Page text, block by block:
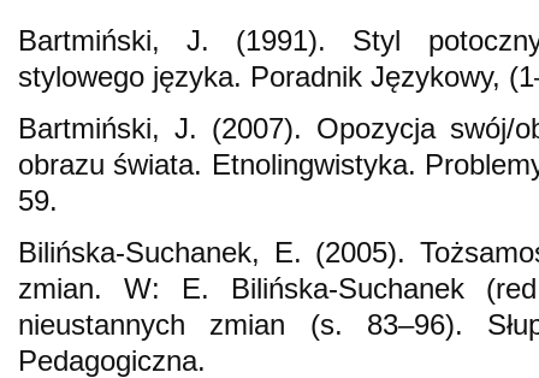
Bartmiński, J. (1991). Styl
stylowego języka. Poradnik Językowy,
Bartmiński, J. (2007). Opozycja swój/
obrazu świata. Etnolingwistyka.
59.
Bilińska-Suchanek, E. (2005).
zmian. W: E. Bilińska-Suchanek
nieustannych zmian (s. 83–96).
Pedagogiczna.